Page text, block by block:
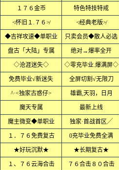
１７６金币 特色特技特戒
≮怀旧１.７６≯ ≮经典老版≯
◆吉祥攻速◆单职业 只卖会员◆散人必选
盘古「大陆」专属 绝对→爆率全开
◇沧涯迷失◇ ◇零充毕业.爆满屏◇
免费毕业√新迷失 全屏切割√无限刀
^·<独家古惑仔> 雄霸,天羽，日月
魔天专属 最新上线
魔主微变◆单职业 独家·首战首区╱
１．７６免费复古 0充毕业免费全满
★好玩沉默★ ★长期复古★
１、７６云海合击 ７６合击８０合击